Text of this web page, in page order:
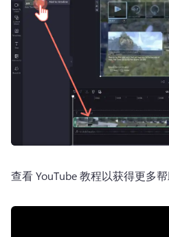
查看 YouTube 教程以获得更多帮